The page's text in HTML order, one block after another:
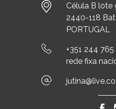
Célula B lote
2440-118
PORTUGAL
+351 244
rede fixa